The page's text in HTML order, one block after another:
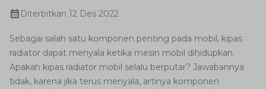
Diterbitkan 12 Des 2022
Sebagai salah satu komponen penting pada mobil, kipas
radiator dapat menyala ketika mesin mobil dihidupkan.
Apakah kipas radiator mobil selalu berputar? Jawabannya
tidak, karena jika terus menyala, artinya komponen